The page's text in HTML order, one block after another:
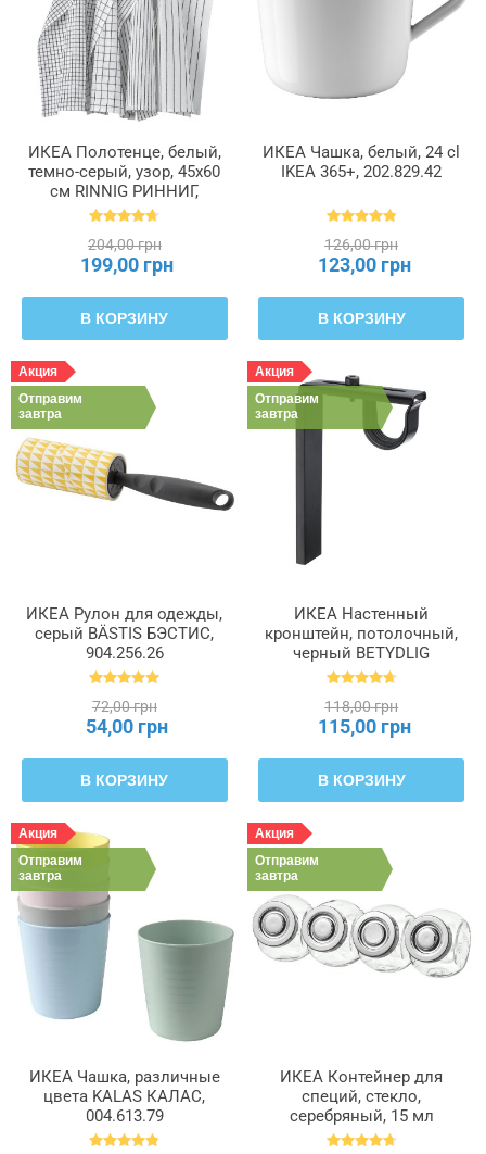
ИКЕА Полотенце, белый,
темно-серый, узор, 45x60
см RINNIG РИННИГ,
204.763.46
204,00 грн
199,00 грн
В КОРЗИНУ
ИКЕА Чашка, белый, 24 cl
IKEA 365+, 202.829.42
126,00 грн
123,00 грн
В КОРЗИНУ
Акция
Отправим
завтра
ИКЕА Рулон для одежды,
серый BÄSTIS БЭСТИС,
904.256.26
72,00 грн
54,00 грн
В КОРЗИНУ
Акция
Отправим
завтра
ИКЕА Настенный
кронштейн, потолочный,
черный BETYDLIG
БЕТИДЛИГ, 602.172.28
118,00 грн
115,00 грн
В КОРЗИНУ
Акция
Отправим
завтра
ИКЕА Чашка, различные
цвета KALAS КАЛАС,
004.613.79
Акция
Отправим
завтра
ИКЕА Контейнер для
специй, стекло,
серебряный, 15 мл
RAJTAN РАЙТАН,